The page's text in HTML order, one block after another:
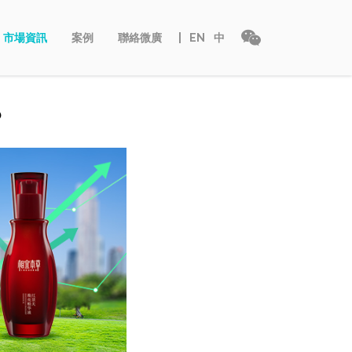
市場資訊 案例 聯絡微廣 EN 中